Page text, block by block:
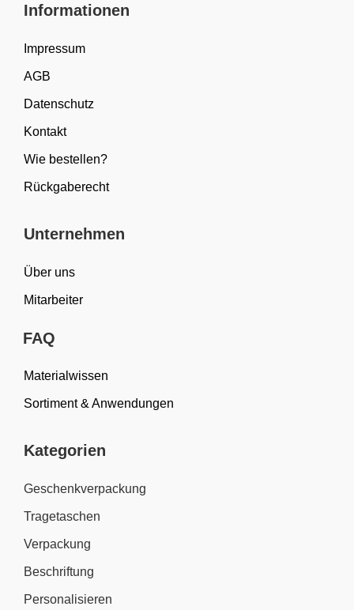
Informationen
Impressum
AGB
Datenschutz
Kontakt
Wie bestellen?
Rückgaberecht
Unternehmen
Über uns
Mitarbeiter
FAQ
Materialwissen
Sortiment & Anwendungen
Kategorien
Geschenkverpackung
Tragetaschen
Verpackung
Beschriftung
Personalisieren